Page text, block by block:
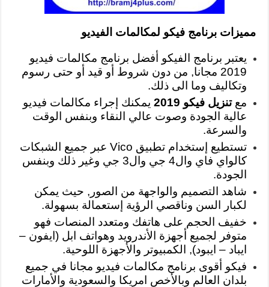
مميزات برنامج فيكو لمكالمات الفيديو
يعتبر برنامج الفيكو أفضل برنامج مكالمات فيديو
2019 مجانا, من دون شروط أو قيد أو حتى رسوم
وتكاليف وما الى ذلك.
معتنزيل فيكو 2019
يمكنك إجراء مكالمات فيديو
عالية الجودة وصوت عالي النقاء وبنفس الوقت
والسرعة.
تستطيع إستخدام تطبيق Vico عبر جميع الشبكات
كالواي فاي وال4 جي وال3 جي وغير ذلك وبنفس
الجودة.
شاهد التصميم والواجهة من الصور, حيث يمكن
لكبار السن وناقصي الرؤية إستعمالة بسهولة.
خفيف الحجم على هاتفك ومتعدد المنصات فهو
متوفر لجميع أجهزة الأندرويد وهواتف ابل (ايفون –
ايباد – ايبود), الكمبيوتر والأجهزة اللوحية.
فيكو أقوى برنامج مكالمات فيديو مجانا في جميع
بلدان العالم وبالأخص امريكا والسعودية والأمارات